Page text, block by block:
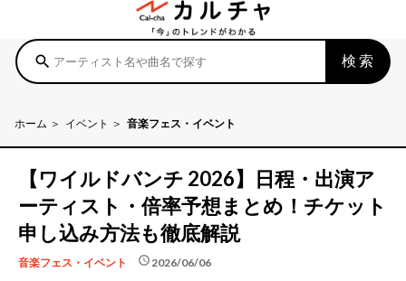
search 検索
ホーム イベント 音楽フェス・イベント
【ワイルドバンチ 2026】日程・出演ア
ーティスト・倍率予想まとめ！チケット
申し込み方法も徹底解説
音楽フェス・イベント schedule 2026/06/06